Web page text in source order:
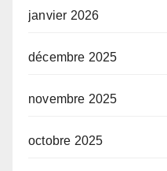
janvier 2026
décembre 2025
novembre 2025
octobre 2025